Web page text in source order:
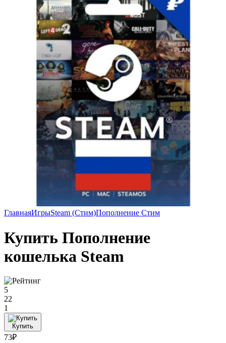
ГлавнаяИгрыSteam (Стим)Пополнение Стим
Купить Пополнение
кошелька Steam
5
22
1
Купить
73₽